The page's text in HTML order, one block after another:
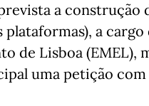
a construção
a cargo
de Lisboa (EMEL),
uma petição com